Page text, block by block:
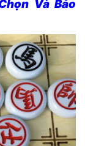
Và Bảo